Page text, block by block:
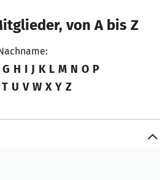
von A bis Z
G H I J K L M N O P
T U V W X Y Z